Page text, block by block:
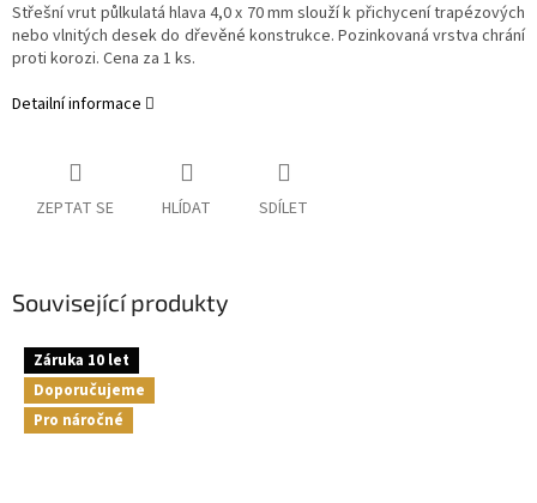
Střešní vrut půlkulatá hlava 4,0 x 70 mm slouží k přichycení trapézových
nebo vlnitých desek do dřevěné konstrukce. Pozinkovaná vrstva chrání
proti korozi. Cena za 1 ks.
Detailní informace
ZEPTAT SE HLÍDAT SDÍLET
Související produkty
Záruka 10 let
Doporučujeme
Pro náročné